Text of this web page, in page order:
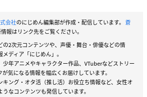
会社のにじめん編集部が作成・配信しています。 蒼
報はリンク先をご覧ください。
の2次元コンテンツや、声優・舞台・俳優などの情
ディア「にじめん」。
年アニメやキャラクター作品、VTuberなどストリー
気になる情報を幅広くお届けしています。
キング・オタ活（推し活）お役立ち情報など、女性オ
なコンテンツも発信しています。